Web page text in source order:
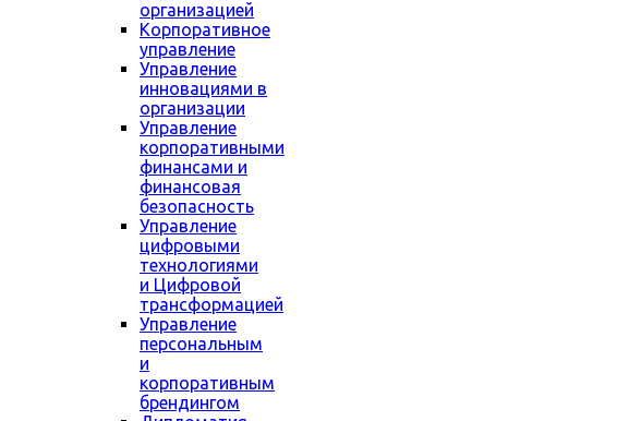
организацией
Корпоративное
управление
Управление
инновациями в
организации
Управление
корпоративными
финансами и
финансовая
безопасность
Управление
цифровыми
технологиями
и Цифровой
трансформацией
Управление
персональным
и
корпоративным
брендингом